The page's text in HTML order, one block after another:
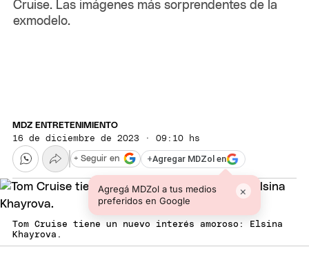
Cruise. Las imágenes más sorprendentes de la
exmodelo.
MDZ ENTRETENIMIENTO
16 de diciembre de 2023 · 09:10 hs
+Agregar MDZol en
Agregá MDZol a tus medios
preferidos en Google
×
+ Seguir en
Tom Cruise tiene un nuevo interés amoroso: Elsina
Khayrova.